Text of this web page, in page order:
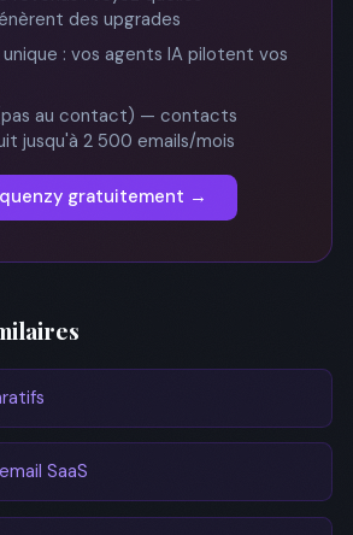
des upgrades
unique : vos agents IA pilotent vos
au contact) — contacts
jusqu'à 2 500 emails/mois
gratuitement →
SaaS